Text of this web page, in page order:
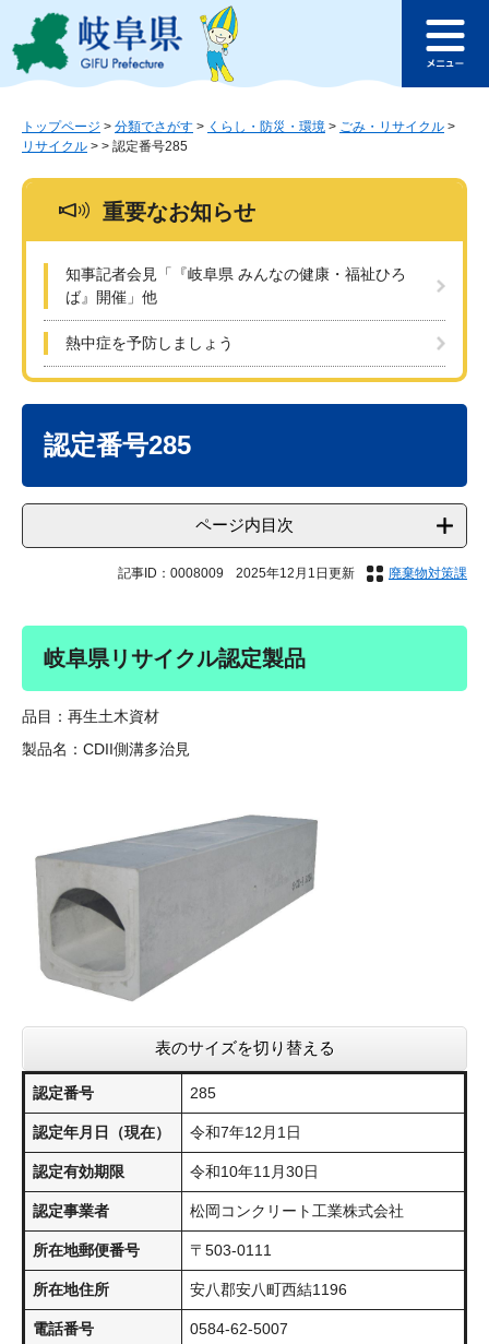
ジ
ュ
このページの本文へ
ュ
トップページ > 分類でさがす > くらし・防災・環境 > ごみ・リサイクル >
リサイクル > > 認定番号285
重要なお知らせ
知事記者会見「『岐阜県 みんなの健康・福祉ひろ
ば』開催」他
熱中症を予防しましょう
認定番号285
ページ内目次
記事ID：0008009 2025年12月1日更新 廃棄物対策課
岐阜県リサイクル認定製品
品目：再生土木資材
製品名：CDII側溝多治見
表のサイズを切り替える
認定番号 285
認定年月日（現在） 令和7年12月1日
認定有効期限 令和10年11月30日
認定事業者 松岡コンクリート工業株式会社
所在地郵便番号 〒503-0111
所在地住所 安八郡安八町西結1196
電話番号 0584-62-5007